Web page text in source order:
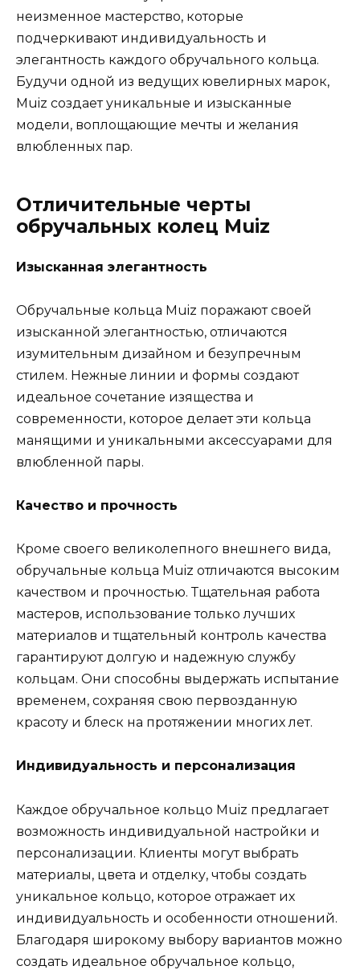
неизменное мастерство, которые
подчеркивают индивидуальность и
элегантность каждого обручального кольца.
Будучи одной из ведущих ювелирных марок,
Muiz создает уникальные и изысканные
модели, воплощающие мечты и желания
влюбленных пар.
Отличительные черты
обручальных колец Muiz
Изысканная элегантность
Обручальные кольца Muiz поражают своей
изысканной элегантностью, отличаются
изумительным дизайном и безупречным
стилем. Нежные линии и формы создают
идеальное сочетание изящества и
современности, которое делает эти кольца
манящими и уникальными аксессуарами для
влюбленной пары.
Качество и прочность
Кроме своего великолепного внешнего вида,
обручальные кольца Muiz отличаются высоким
качеством и прочностью. Тщательная работа
мастеров, использование только лучших
материалов и тщательный контроль качества
гарантируют долгую и надежную службу
кольцам. Они способны выдержать испытание
временем, сохраняя свою первозданную
красоту и блеск на протяжении многих лет.
Индивидуальность и персонализация
Каждое обручальное кольцо Muiz предлагает
возможность индивидуальной настройки и
персонализации. Клиенты могут выбрать
материалы, цвета и отделку, чтобы создать
уникальное кольцо, которое отражает их
индивидуальность и особенности отношений.
Благодаря широкому выбору вариантов можно
создать идеальное обручальное кольцо,